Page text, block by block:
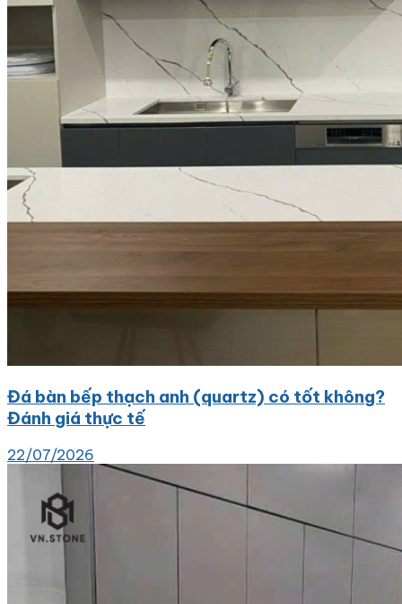
Đá bàn bếp thạch anh (quartz) có tốt không?
Đánh giá thực tế
22/07/2026